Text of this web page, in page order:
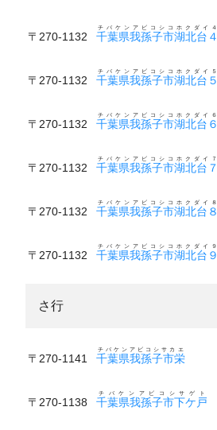
〒270-1132 千葉県我孫子市湖北台４
チバケンアビコシコホクダイ４
〒270-1132 千葉県我孫子市湖北台５
チバケンアビコシコホクダイ５
〒270-1132 千葉県我孫子市湖北台６
チバケンアビコシコホクダイ６
〒270-1132 千葉県我孫子市湖北台７
チバケンアビコシコホクダイ７
〒270-1132 千葉県我孫子市湖北台８
チバケンアビコシコホクダイ８
〒270-1132 千葉県我孫子市湖北台９
チバケンアビコシコホクダイ９
さ行
〒270-1141 千葉県我孫子市栄
チバケンアビコシサカエ
〒270-1138 千葉県我孫子市下ケ戸
チバケンアビコシサゲト